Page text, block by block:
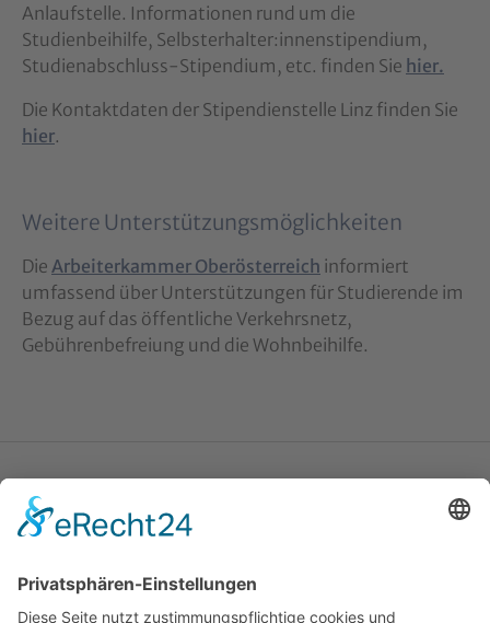
Anlaufstelle. Informationen rund um die
Studienbeihilfe, Selbsterhalter:innenstipendium,
Studienabschluss-Stipendium, etc. finden Sie hier.
Die Kontaktdaten der Stipendienstelle Linz finden Sie
hier.
Weitere Unterstützungsmöglichkeiten
Die Arbeiterkammer Oberösterreich informiert
umfassend über Unterstützungen für Studierende im
Bezug auf das öffentliche Verkehrsnetz,
Gebührenbefreiung und die Wohnbeihilfe.
Katholische Privat-Universität Linz
Bethlehemstraße 20
T:+43 732 / 784293
E:office[at]ku-linz.at